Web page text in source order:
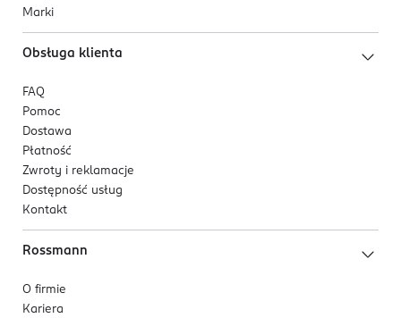
Marki
Obsługa klienta
FAQ
Pomoc
Dostawa
Płatność
Zwroty i reklamacje
Dostępność usług
Kontakt
Rossmann
O firmie
Kariera